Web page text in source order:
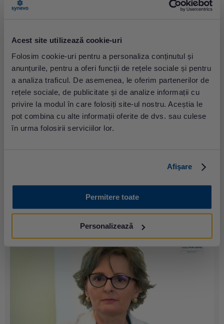
Acest site utilizează cookie-uri
Folosim cookie-uri pentru a personaliza conținutul și
anunțurile, pentru a oferi funcții de rețele sociale și pentru
a analiza traficul. De asemenea, le oferim partenerilor de
rețele sociale, de publicitate și de analize informații cu
privire la modul în care folosiți site-ul nostru. Aceștia le
pot combina cu alte informații oferite de dvs. sau culese
în urma folosirii serviciilor lor.
Afişare
Permitere toate
Personalizează
care simptomele sunt prezentate și pot include
respiratori (5 teste)Profil extins IgE specifice (allergy
special în context sezonier. Paleta de afecțiuni pe
care le poate induce alergia la polenuri variază de la
simptome de rinită alergică și rinoconjunctivită
alergică la forme de astm sezonier sau agravare
sezonieră a unui astm alergic persistent sau chiar
agravări ale dermatitelor...